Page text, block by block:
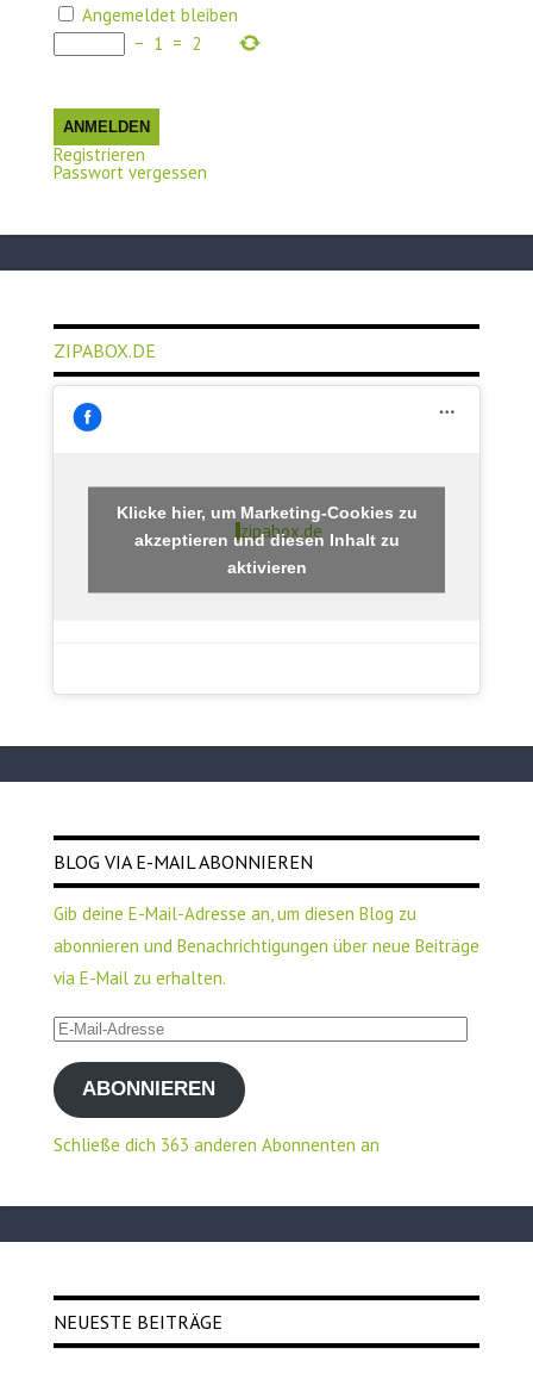
Angemeldet bleiben
− 1 = 2
ANMELDEN
Registrieren
Passwort vergessen
ZIPABOX.DE
zipabox.de
Klicke hier, um Marketing-Cookies zu
akzeptieren und diesen Inhalt zu
aktivieren
BLOG VIA E-MAIL ABONNIEREN
Gib deine E-Mail-Adresse an, um diesen Blog zu
abonnieren und Benachrichtigungen über neue Beiträge
via E-Mail zu erhalten.
E-
Mail-
AdresseABONNIEREN
Schließe dich 363 anderen Abonnenten an
NEUESTE BEITRÄGE